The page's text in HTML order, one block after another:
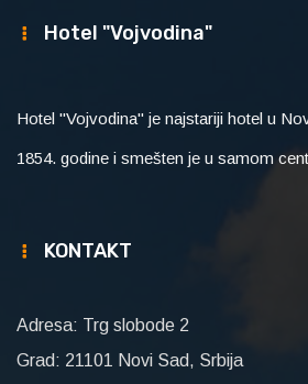
Hotel "Vojvodina"
Hotel "Vojvodina" je najstariji hotel u
1854. godine i smešten je u samom
KONTAKT
Adresa: Trg slobode 2
Grad: 21101 Novi Sad, Srbija